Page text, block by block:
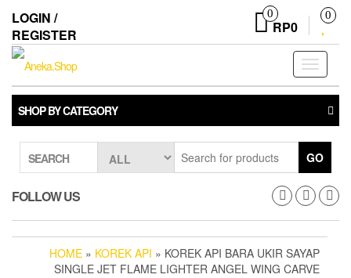
the
content
LOGIN /
REGISTER
0
RP0
0
Toggle
SHOP BY CATEGORY
SEARCH GO
FOLLOW US
HOME » KOREK API » KOREK API BARA UKIR SAYAP
SINGLE JET FLAME LIGHTER ANGEL WING CARVE